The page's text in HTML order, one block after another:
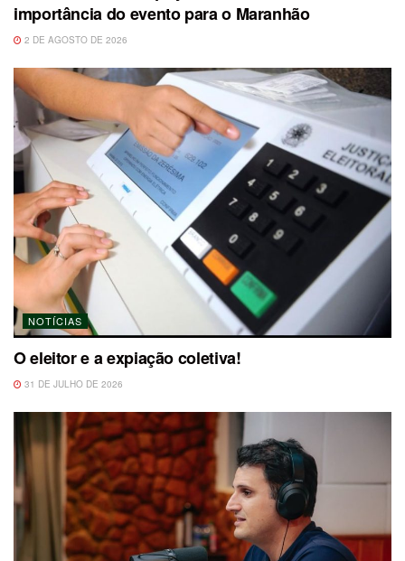
importância do evento para o Maranhão
2 DE AGOSTO DE 2026
NOTÍCIAS
O eleitor e a expiação coletiva!
31 DE JULHO DE 2026